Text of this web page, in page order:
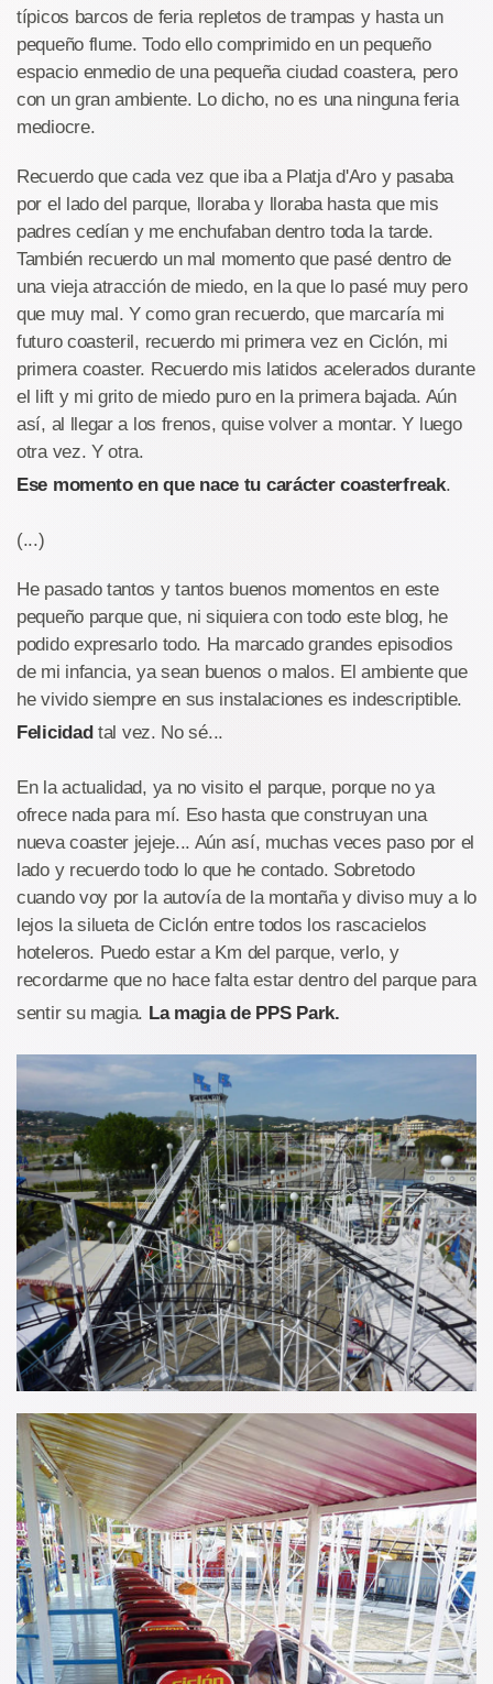
típicos barcos de feria repletos de trampas y hasta un
pequeño flume. Todo ello comprimido en un pequeño
espacio enmedio de una pequeña ciudad coastera, pero
con un gran ambiente. Lo dicho, no es una ninguna feria
mediocre.
Recuerdo que cada vez que iba a Platja d'Aro y pasaba
por el lado del parque, lloraba y lloraba hasta que mis
padres cedían y me enchufaban dentro toda la tarde.
También recuerdo un mal momento que pasé dentro de
una vieja atracción de miedo, en la que lo pasé muy pero
que muy mal. Y como gran recuerdo, que marcaría mi
futuro coasteril, recuerdo mi primera vez en Ciclón, mi
primera coaster. Recuerdo mis latidos acelerados durante
el lift y mi grito de miedo puro en la primera bajada. Aún
así, al llegar a los frenos, quise volver a montar. Y luego
otra vez. Y otra.
Ese momento en que nace tu carácter coasterfreak.
(...)
He pasado tantos y tantos buenos momentos en este
pequeño parque que, ni siquiera con todo este blog, he
podido expresarlo todo. Ha marcado grandes episodios
de mi infancia, ya sean buenos o malos. El ambiente que
he vivido siempre en sus instalaciones es indescriptible.
Felicidadtal vez. No sé...
En la actualidad, ya no visito el parque, porque no ya
ofrece nada para mí. Eso hasta que construyan una
nueva coaster jejeje... Aún así, muchas veces paso por el
lado y recuerdo todo lo que he contado. Sobretodo
cuando voy por la autovía de la montaña y diviso muy a lo
lejos la silueta de Ciclón entre todos los rascacielos
hoteleros. Puedo estar a Km del parque, verlo, y
recordarme que no hace falta estar dentro del parque para
sentir su magia. La magia de PPS Park.